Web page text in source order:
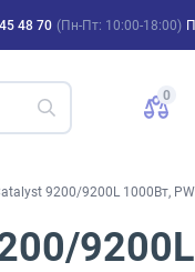
48 70 (Пн-Пт: 10:00-18:00)
0
9200/9200L 1000Вт,